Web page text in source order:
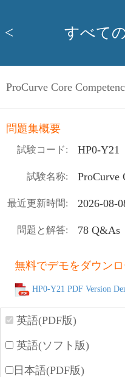
< すべて
ProCurve Core
問題集概要
試験コード: HP0-Y21
試験名称: ProCurve
最近更新時間: 2026-08-
問題と解答: 78 Q&As
無料でデモをダウン
HP0-Y21 PDF Version
英語(PDF版)
英語(ソフト版)
日本語(PDF版)